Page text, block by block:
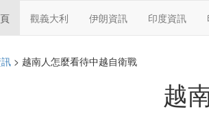
觀義大利 伊朗資訊 印度資訊
> 越南人怎麼看待中越自衛戰
越